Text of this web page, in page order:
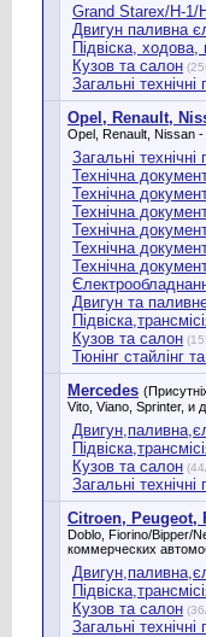
Grand Starex/H-1/
Двигун паливна
Підвіска,
Кузов та салон
Загальні
Opel, Renault,
Opel, Renault, Nissan -
Загальні технічні
Технічна
Технічна
Технічна
Технічна
Технічна
Технічна
Двигун та
Кузов та салон
Тюнінг стайлінг
Mercedes
Vito, Viano, Sprinter, и
Кузов та салон
Загальні
Citroen, Peugeot,
Doblo, Fiorino/Bipper/
коммерческих
Кузов та салон
Загальні